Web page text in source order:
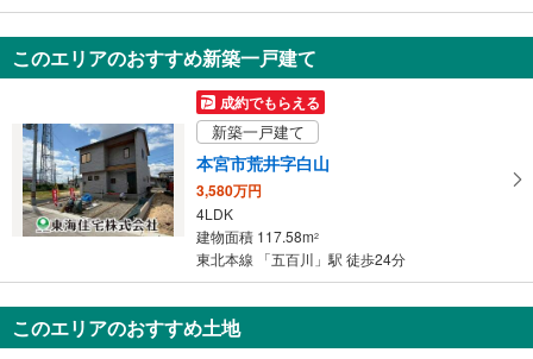
本宮市岩根字みずきが丘
2,380万円
8SLDK
184m2（登記）
福島県本宮市岩根字みずきが丘
このエリアのおすすめ新築一戸建て
成約でもらえる
新築一戸建て
本宮市荒井字白山
3,580万円
4LDK
建物面積 117.58m2
東北本線 「五百川」駅 徒歩24分
このエリアのおすすめ土地